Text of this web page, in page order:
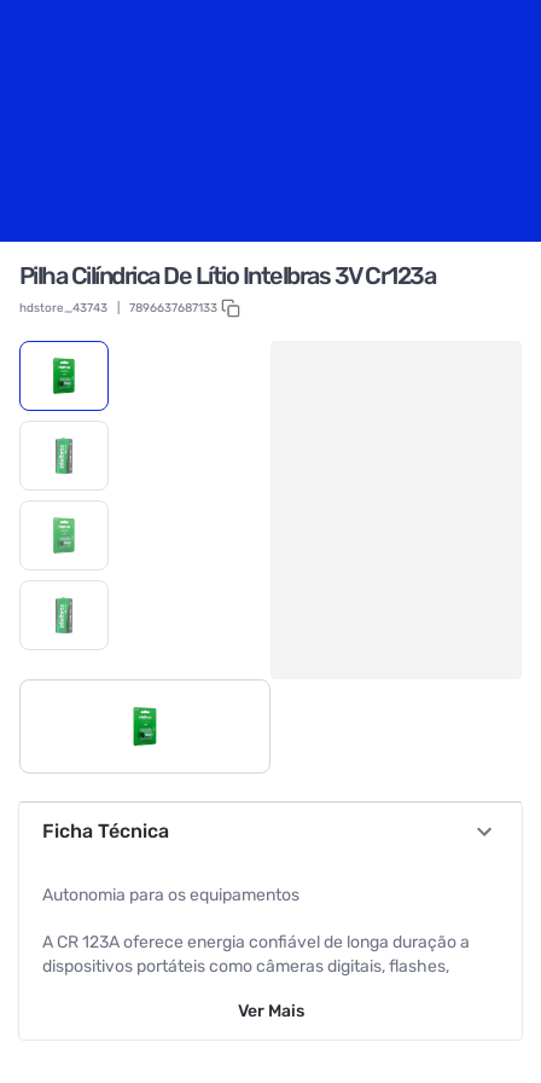
Pilha Cilíndrica De Lítio Intelbras 3V Cr123a
hdstore_43743 7896637687133
Ficha Técnica
Autonomia para os equipamentos
A CR 123A oferece energia confiável de longa duração a
dispositivos portáteis como câmeras digitais, flashes,
Ver Mais